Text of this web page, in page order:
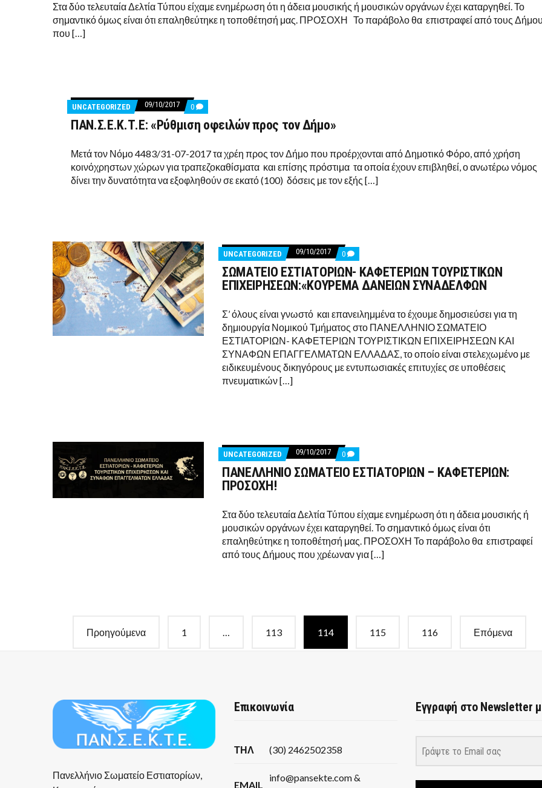
ΤΗΝ
ΚΑΤΆΡΓΗΣΗ
ΤΗΣ
Στα δύο τελευταία Δελτία Τύπου είχαμε ενημέρωση ότι η άδεια μουσικής ή μουσικών οργάνων έχει καταργηθεί. Το
σημαντικό όμως είναι ότι επαληθεύτηκε η τοποθέτησή μας. ΠΡΟΣΟΧΗ Το παράβολο θα επιστραφεί από τους
που […]
UNCATEGORIZED 09/10/2017 0 COMMENTS
ON
ΠΑΝ.Σ.Ε.Κ.Τ.Ε:
«ΡΎΘΜΙΣΗ
ΠΡΟΣ
ΔΉΜΟ»
ΠΑΝ.Σ.Ε.Κ.Τ.Ε: «Ρύθμιση οφειλών προς τον Δήμο»
Μετά τον Νόμο 4483/31-07-2017 τα χρέη προς τον Δήμο που προέρχονται από Δημοτικό Φόρο, από χρήση
κοινόχρηστων χώρων για τραπεζοκαθίσματα και επίσης πρόστιμα τα οποία έχουν επιβληθεί, ο ανωτέρω νόμος
δίνει την δυνατότητα να εξοφληθούν σε εκατό (100) δόσεις με τον εξής […]
UNCATEGORIZED 09/10/2017 0 COMMENTS
ON
ΣΩΜΑΤΕΙΟ
ΕΣΤΙΑΤΟΡΙΩΝ-
ΚΑΦΕΤΕΡΙΩΝ
ΕΠΙΧΕΙΡΗΣΕΩΝ:«ΚΟΥΡΕΜΑ
ΔΑΝΕΙΩΝ
ΣΥΝΑΔΕΛΦΩΝ
ΣΩΜΑΤΕΙΟ ΕΣΤΙΑΤΟΡΙΩΝ- ΚΑΦΕΤΕΡΙΩΝ ΤΟΥΡΙΣΤΙΚΩΝ
ΕΠΙΧΕΙΡΗΣΕΩΝ:«ΚΟΥΡΕΜΑ ΔΑΝΕΙΩΝ ΣΥΝΑΔΕΛΦΩΝ
Σ’ όλους είναι γνωστό και επανειλημμένα το έχουμε δημοσιεύσει για τη
δημιουργία Νομικού Τμήματος στο ΠΑΝΕΛΛΗΝΙΟ ΣΩΜΑΤΕΙΟ
ΕΣΤΙΑΤΟΡΙΩΝ- ΚΑΦΕΤΕΡΙΩΝ ΤΟΥΡΙΣΤΙΚΩΝ ΕΠΙΧΕΙΡΗΣΕΩΝ ΚΑΙ
ΣΥΝΑΦΩΝ ΕΠΑΓΓΕΛΜΑΤΩΝ ΕΛΛΑΔΑΣ, το οποίο είναι στελεχωμένο με
ειδικευμένους δικηγόρους με εντυπωσιακές επιτυχίες σε υποθέσεις
πνευματικών […]
UNCATEGORIZED 09/10/2017 0 COMMENTS
ON
ΠΑΝΕΛΛΗΝΙΟ
ΚΑΦΕΤΕΡΙΩΝ:
ΠΡΟΣΟΧΗ!
ΠΑΝΕΛΛΗΝΙΟ ΣΩΜΑΤΕΙΟ ΕΣΤΙΑΤΟΡΙΩΝ – ΚΑΦΕΤΕΡΙΩΝ:
ΠΡΟΣΟΧΗ!
Στα δύο τελευταία Δελτία Τύπου είχαμε ενημέρωση ότι η άδεια μουσικής ή
μουσικών οργάνων έχει καταργηθεί. Το σημαντικό όμως είναι ότι
επαληθεύτηκε η τοποθέτησή μας. ΠΡΟΣΟΧΗ Το παράβολο θα επιστραφεί
από τους Δήμους που χρέωναν για […]
Σελιδοποίηση
Προηγούμενα 1 … 113 114 115 116 Επόμενα
Πανελλήνιο Σωματείο Εστιατορίων,
Επικοινωνία
ΤΗΛ (30) 2462502358
EMAIL
info@pansekte.com &
Εγγραφή στο Newsletter